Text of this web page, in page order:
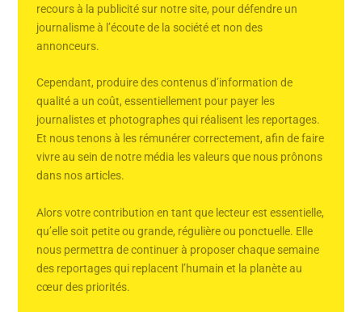
recours à la publicité sur notre site, pour défendre un
journalisme à l’écoute de la société et non des
annonceurs.
Cependant, produire des contenus d’information de
qualité a un coût, essentiellement pour payer les
journalistes et photographes qui réalisent les reportages.
Et nous tenons à les rémunérer correctement, afin de faire
vivre au sein de notre média les valeurs que nous prônons
dans nos articles.
Alors votre contribution en tant que lecteur est essentielle,
qu’elle soit petite ou grande, régulière ou ponctuelle. Elle
nous permettra de continuer à proposer chaque semaine
des reportages qui replacent l’humain et la planète au
cœur des priorités.